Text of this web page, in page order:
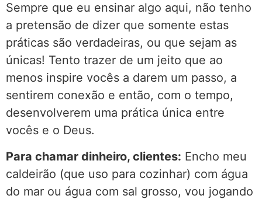
Sempre que eu ensinar algo aqui, não tenho
a pretensão de dizer que somente estas
práticas são verdadeiras, ou que sejam as
únicas! Tento trazer de um jeito que ao
menos inspire vocês a darem um passo, a
sentirem conexão e então, com o tempo,
desenvolverem uma prática única entre
vocês e o Deus.
Para chamar dinheiro, clientes: Encho meu
caldeirão (que uso para cozinhar) com água
do mar ou água com sal grosso, vou jogando